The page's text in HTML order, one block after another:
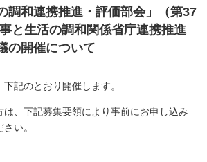
調和連携推進・評価部会」（第37
と生活の調和関係省庁連携推進
の開催について
記のとおり開催します。
、下記募集要領により事前にお申し込み
い。